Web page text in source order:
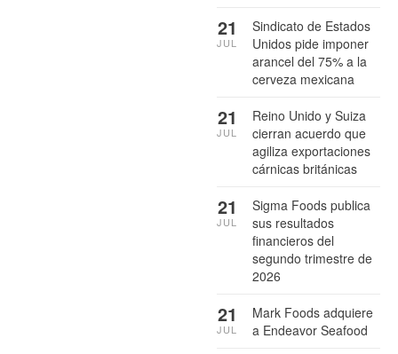
Sindicato de Estados
Unidos pide imponer
arancel del 75% a la
cerveza mexicana
21
JUL
Reino Unido y Suiza
cierran acuerdo que
agiliza exportaciones
cárnicas británicas
21
JUL
Sigma Foods publica
sus resultados
financieros del
segundo trimestre de
2026
21
JUL
Mark Foods adquiere
a Endeavor Seafood
21
JUL